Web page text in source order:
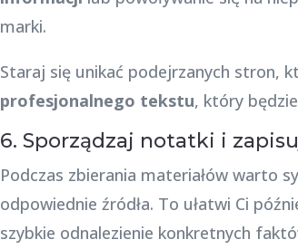
marki.
Staraj się unikać podejrzanych stron,
profesjonalnego tekstu, który
6. Sporządzaj notatki i
Podczas zbierania materiałów warto
odpowiednie źródła. To ułatwi Ci
szybkie odnalezienie konkretnych